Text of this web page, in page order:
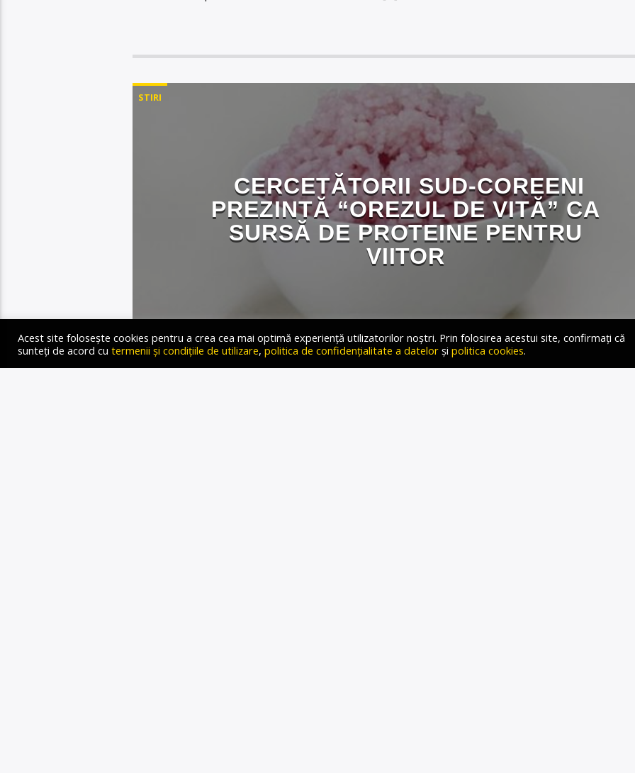
STIRI
CERCETĂTORII SUD-COREENI
PREZINTĂ “OREZUL DE VITĂ” CA
SURSĂ DE PROTEINE PENTRU
VIITOR
Gold FM Radio
16 MARTIE 2024
Acest site folosește cookies pentru a crea cea mai optimă experiență utilizatorilor noștri. Prin folosirea acestui site, confirmați că
sunteți de acord cu termenii și condițiile de utilizare, politica de confidențialitate a datelor și politica cookies.